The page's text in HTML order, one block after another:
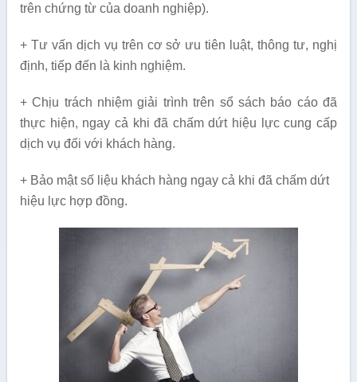
trên chứng từ của doanh nghiệp).
+ Tư vấn dịch vụ trên cơ sở ưu tiên luật, thông tư, nghị
định, tiếp đến là kinh nghiệm.
+ Chịu trách nhiệm giải trình trên sổ sách báo cáo đã
thực hiện, ngay cả khi đã chấm dứt hiệu lực cung cấp
dịch vụ đối với khách hàng.
+ Bảo mật số liệu khách hàng ngay cả khi đã chấm dứt
hiệu lực hợp đồng.